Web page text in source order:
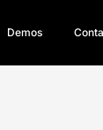
正式成第17個原住
Demos